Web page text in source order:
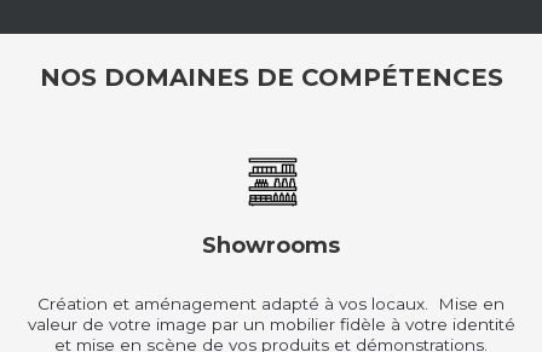
NOS DOMAINES DE COMPÉTENCES
Showrooms
Création et aménagement adapté à vos locaux. Mise en
valeur de votre image par un mobilier fidèle à votre identité
et mise en scène de vos produits et démonstrations.